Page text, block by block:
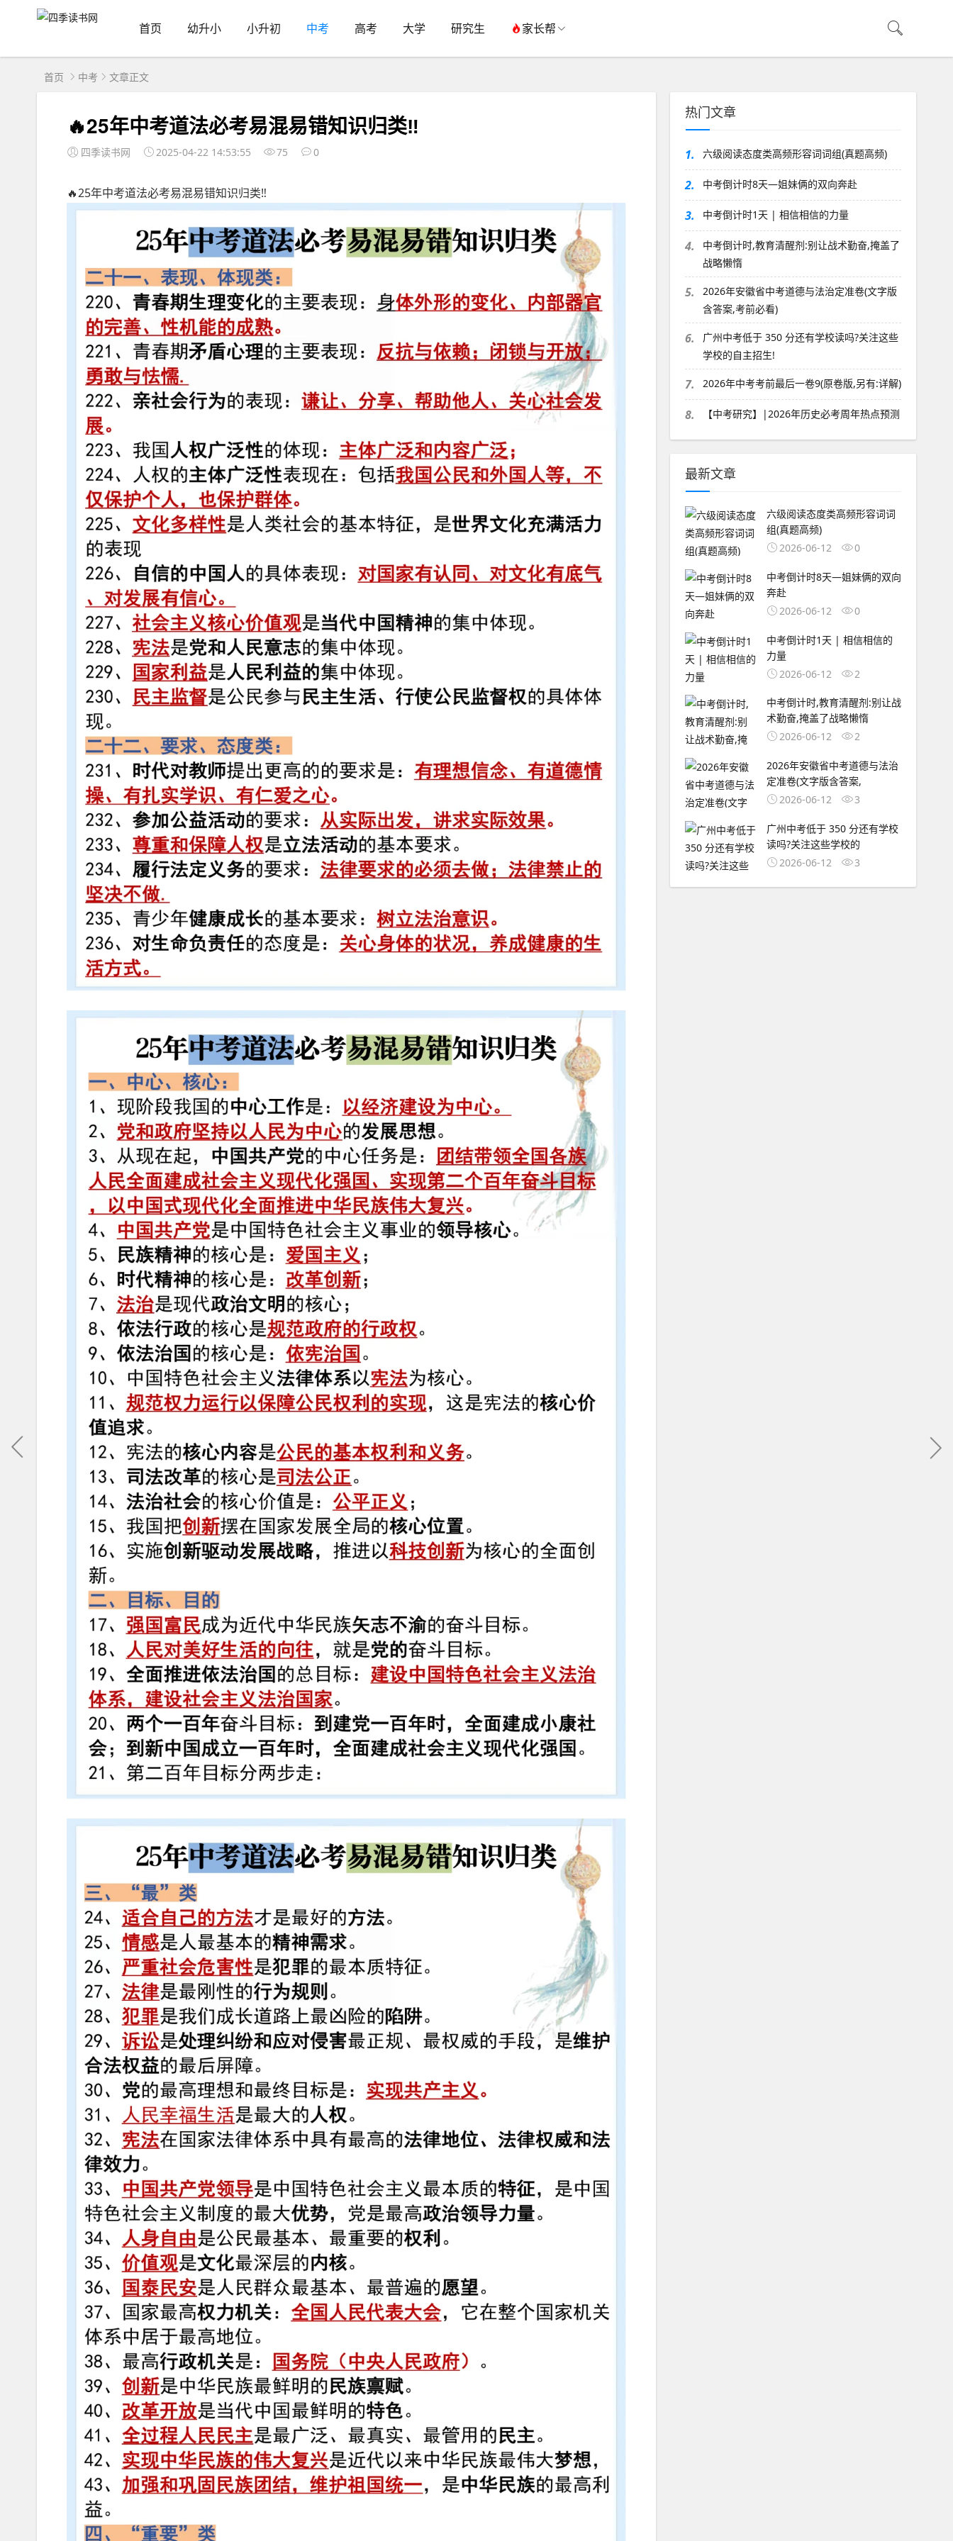
首页 幼升小 小升初 中考 高考 大学 研究生 家长帮
首页 中考 文章正文
🔥25年中考道法必考易混易错知识归类‼️
四季读书网 2025-04-22 14:53:55 75 0
🔥25年中考道法必考易混易错知识归类‼️
热门文章
1. 六级阅读态度类高频形容词词组(真题高频)
2. 中考倒计时8天—姐妹俩的双向奔赴
3. 中考倒计时1天 | 相信相信的力量
4.
中考倒计时,教育清醒剂:别让战术勤奋,掩盖了
战略懒惰
5.
2026年安徽省中考道德与法治定准卷(文字版
含答案,考前必看)
6.
广州中考低于 350 分还有学校读吗?关注这些
学校的自主招生!
7. 2026年中考考前最后一卷9(原卷版,另有:详解)
8. 【中考研究】|2026年历史必考周年热点预测
最新文章
六级阅读态度类高频形容词词
组(真题高频)
2026-06-12
0
中考倒计时8天—姐妹俩的双向
奔赴
2026-06-12
0
中考倒计时1天 | 相信相信的
力量
2026-06-12
2
中考倒计时,教育清醒剂:别让战
术勤奋,掩盖了战略懒惰
2026-06-12
2
2026年安徽省中考道德与法治
定准卷(文字版含答案,
2026-06-12
3
广州中考低于 350 分还有学校
读吗?关注这些学校的
2026-06-12
3